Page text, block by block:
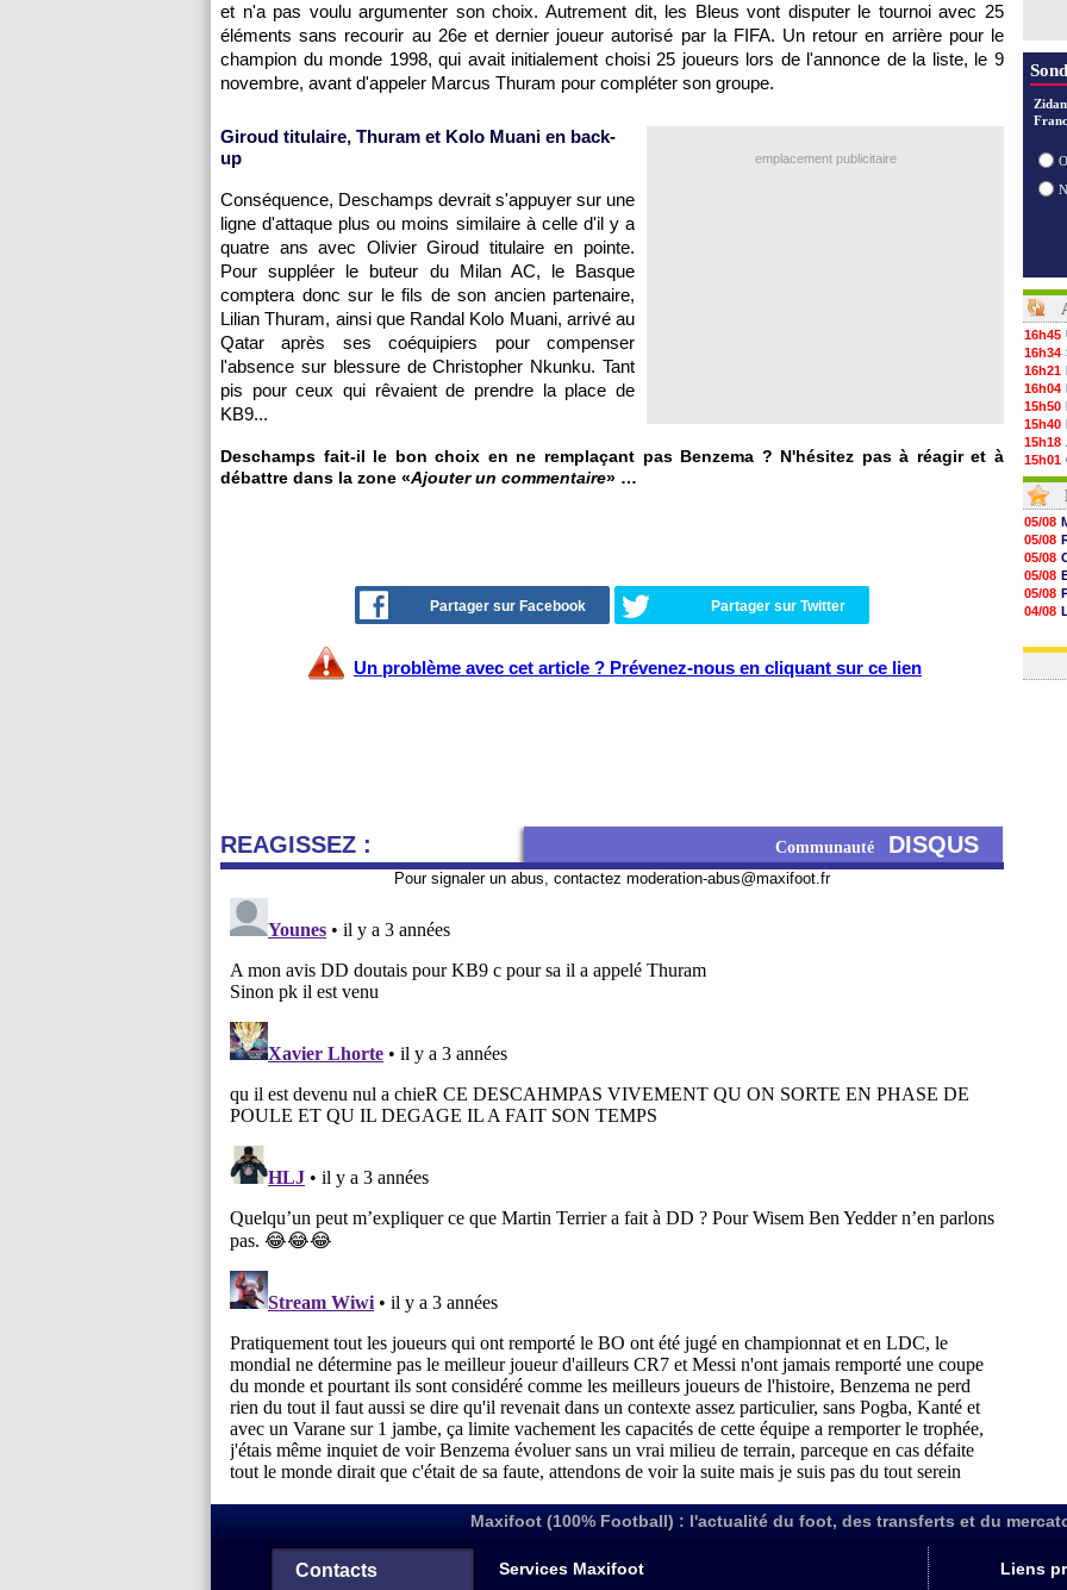
et n'a pas voulu argumenter son choix. Autrement dit, les Bleus vont disputer le tournoi avec 25
éléments sans recourir au 26e et dernier joueur autorisé par la FIFA. Un retour en arrière pour le
champion du monde 1998, qui avait initialement choisi 25 joueurs lors de l'annonce de la liste, le 9
novembre, avant d'appeler Marcus Thuram pour compléter son groupe.
emplacement publicitaire
Giroud titulaire, Thuram et Kolo Muani en back-
up
Conséquence, Deschamps devrait s'appuyer sur une
ligne d'attaque plus ou moins similaire à celle d'il y a
quatre ans avec Olivier Giroud titulaire en pointe.
Pour suppléer le buteur du Milan AC, le Basque
comptera donc sur le fils de son ancien partenaire,
Lilian Thuram, ainsi que Randal Kolo Muani, arrivé au
Qatar après ses coéquipiers pour compenser
l'absence sur blessure de Christopher Nkunku. Tant
pis pour ceux qui rêvaient de prendre la place de
KB9...
Deschamps fait-il le bon choix en ne remplaçant pas Benzema ? N'hésitez pas à réagir et à
débattre dans la zone «Ajouter un commentaire» …
Partager sur Facebook Partager sur Twitter
Un problème avec cet article ? Prévenez-nous en cliquant sur ce lien
REAGISSEZ : Communauté DISQUS
Pour signaler un abus, contactez moderation-abus@maxifoot.fr
16h45
16h34
16h21
16h04
15h50
15h40
15h18
15h01
14h46
14h25
14h12
13h51
13h29
13h11
12h46
12h28
12h10
11h35
05/08
05/08
05/08
05/08
05/08
04/08
06/08
Maxifoot (100% Football) : l'actualité du foot, des transferts et du
Contacts Services Maxifoot Liens